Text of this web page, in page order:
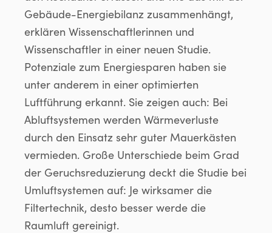
Gebäude-Energiebilanz zusammenhängt,
erklären Wissenschaftlerinnen und
Wissenschaftler in einer neuen Studie.
Potenziale zum Energiesparen haben sie
unter anderem in einer optimierten
Luftführung erkannt. Sie zeigen auch: Bei
Abluftsystemen werden Wärmeverluste
durch den Einsatz sehr guter Mauerkästen
vermieden. Große Unterschiede beim Grad
der Geruchsreduzierung deckt die Studie bei
Umluftsystemen auf: Je wirksamer die
Filtertechnik, desto besser werde die
Raumluft gereinigt.